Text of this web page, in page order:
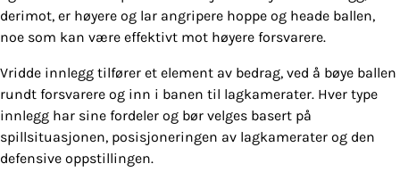
derimot, er høyere og lar angripere hoppe og heade ballen,
noe som kan være effektivt mot høyere forsvarere.
Vridde innlegg tilfører et element av bedrag, ved å bøye ballen
rundt forsvarere og inn i banen til lagkamerater. Hver type
innlegg har sine fordeler og bør velges basert på
spillsituasjonen, posisjoneringen av lagkamerater og den
defensive oppstillingen.